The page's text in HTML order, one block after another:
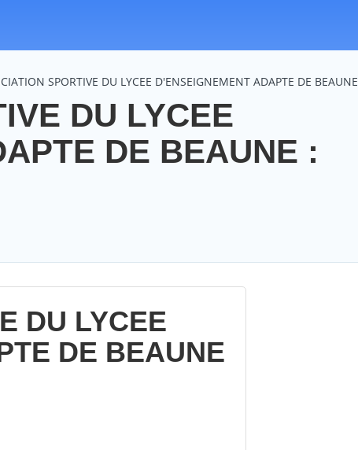
SPORTIVE DU LYCEE D'ENSEIGNEMENT ADAPTE DE BEAUNE
DU LYCEE
DE BEAUNE :
DU LYCEE
DE BEAUNE